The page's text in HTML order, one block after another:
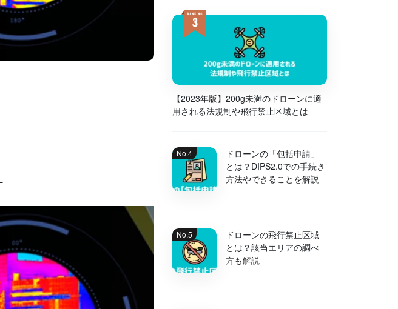
【2023年版】200g未満のドローンに適
用される法規制や飛行禁止区域とは
ドローンの「包括申請」
とは？DIPS2.0での手続き
方法やできることを解説
ドローンの飛行禁止区域
とは？該当エリアの調べ
方も解説